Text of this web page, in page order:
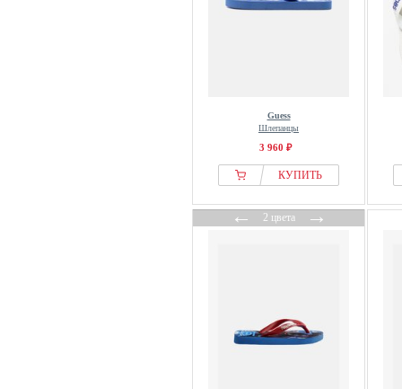
Guess
Шлепанцы
3 960 ₽
КУПИТЬ
←2 цвета→